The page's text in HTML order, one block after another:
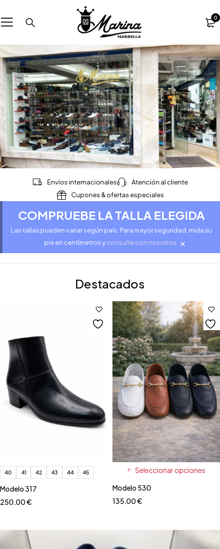
0
Envíos internacionales
Atención al cliente
Cupones & ofertas especiales
COMPRUEBE LA TALLA ELEGIDA
Las tallas pueden variar según país. Para mayor seguridad, mida su
pie en centímetros yconsulte con nosotros. ×
Destacados
40 41 42 43 44 45
Modelo 317
250,00€
Seleccionar opciones
Modelo 530
135,00€